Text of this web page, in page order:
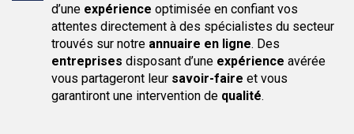
d’une expérience optimisée en confiant vos
attentes directement à des spécialistes du secteur
trouvés sur notre annuaire en ligne. Des
entreprises disposant d’une expérience avérée
vous partageront leur savoir-faire et vous
garantiront une intervention de qualité.